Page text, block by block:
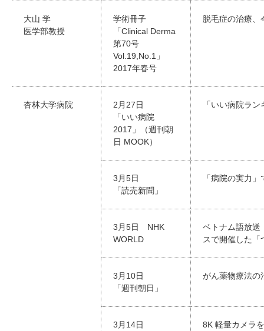
大山 学
医学部教授
学術冊子
「Clinical Derma
第70号
Vol.19,No.1」
2017年春号
脱毛症の治療、
杏林大学病院
2月27日
「いい病院
2017」（週刊朝
日 MOOK）
「いい病院ラ
3月5日
「読売新聞」
「病院の実力
3月5日 NHK
WORLD
ベトナム語放送
スで開催した「
3月10日
「週刊朝日」
がん薬物療法の
3月14日
8K 軽量カメラ